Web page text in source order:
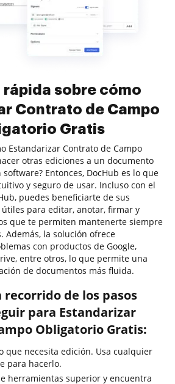
rápida sobre cómo
Contrato de Campo
Gratis
Estandarizar Contrato de Campo
otras ediciones a un documento
Entonces, DocHub es lo que
y seguro de usar. Incluso con el
puedes beneficiarte de sus
para editar, anotar, firmar y
que te permiten mantenerte siempre
Además, la solución ofrece
con productos de Google,
entre otros, lo que permite una
de documentos más fluida.
de los pasos
para Estandarizar
Obligatorio Gratis:
que necesita edición. Usa cualquier
para hacerlo.
herramientas superior y encuentra